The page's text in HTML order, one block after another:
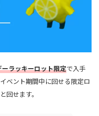
ラッキーロット限定で入手
ベント期間中に回せる限定ロ
回せます。